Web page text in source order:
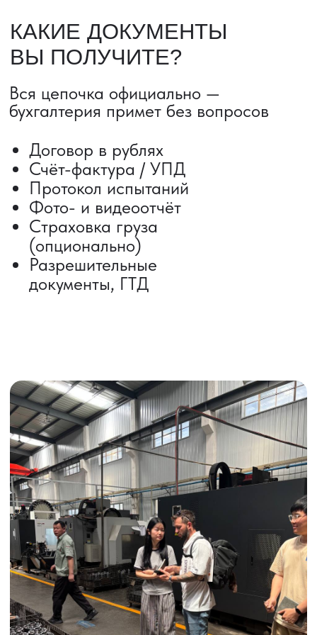
ВЫКУП ТОВАРОВ ИЗ КИТАЯ
Выкуп от 1 000 000 ₽
Выкуп с Alibaba
ИНДИВИДУАЛЬНЫЕ УСЛУГИ
Выгодные условия
Сертификация грузов
Консолидация грузов
Сопровождение грузов
Таможенное оформление
Страхование груза
Временное хранение
Организация производства
Проверка качества товара
Оплата и переговоры
с поставщиком
Инспекция поставщика
Получить консультацию
Сроки от 5 дней
Авиадоставка
Сборный груз
Железнодорожные перевозки
Автогрузоперевозки
Контейнерные перевозки
Доставка образцов
Получить консультацию